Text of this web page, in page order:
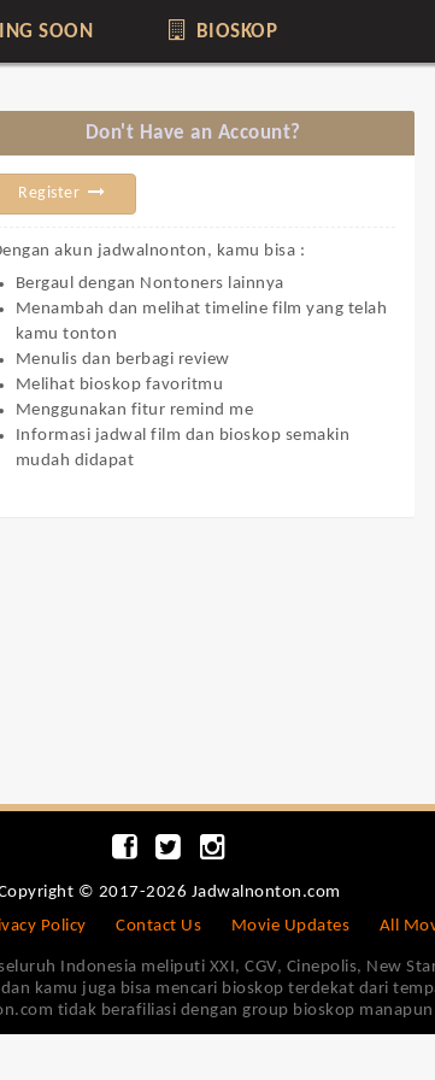
SOON BIOSKOP
Don't Have an Account?
Register
akun jadwalnonton, kamu bisa :
Bergaul dengan Nontoners lainnya
Menambah dan melihat timeline film yang telah
kamu tonton
Menulis dan berbagi review
Melihat bioskop favoritmu
Menggunakan fitur remind me
Informasi jadwal film dan bioskop semakin
mudah didapat
© 2017-2026 Jadwalnonton.com
Policy Contact Us Movie Updates All
Indonesia meliputi XXI, CGV, Cinepolis, New
kamu juga bisa mencari bioskop terdekat dari
tidak berafiliasi dengan group bioskop manapun